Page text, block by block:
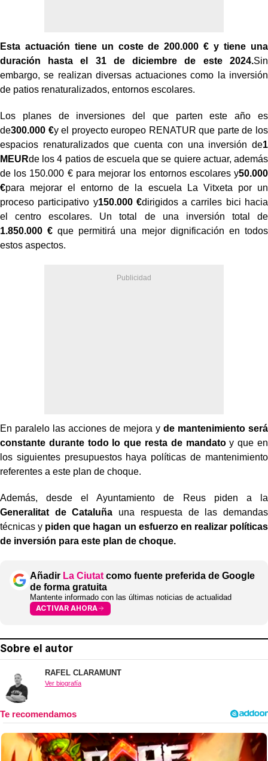
Esta actuación tiene un coste de 200.000 € y tiene una
duración hasta el 31 de diciembre de este 2024.Sin
embargo, se realizan diversas actuaciones como la inversión
de patios renaturalizados, entornos escolares.
Los planes de inversiones del que parten este año es
de300.000 €y el proyecto europeo RENATUR que parte de los
espacios renaturalizados que cuenta con una inversión de1
MEURde los 4 patios de escuela que se quiere actuar, además
de los 150.000 € para mejorar los entornos escolares y50.000
€para mejorar el entorno de la escuela La Vitxeta por un
proceso participativo y150.000 €dirigidos a carriles bici hacia
el centro escolares. Un total de una inversión total de
1.850.000 € que permitirá una mejor dignificación en todos
estos aspectos.
En paralelo las acciones de mejora y de mantenimiento será
constante durante todo lo que resta de mandatoy que en
los siguientes presupuestos haya políticas de mantenimiento
referentes a este plan de choque.
Además, desde el Ayuntamiento de Reus piden a la
Generalitat de Cataluña una respuesta de las demandas
técnicas y piden que hagan un esfuerzo en realizar políticas
de inversión para este plan de choque.
Añadir La Ciutat como fuente preferida de Google
de forma gratuita
Mantente informado con las últimas noticias de actualidad
ACTIVAR AHORA
Sobre el autor
RAFEL CLARAMUNT
Ver biografía